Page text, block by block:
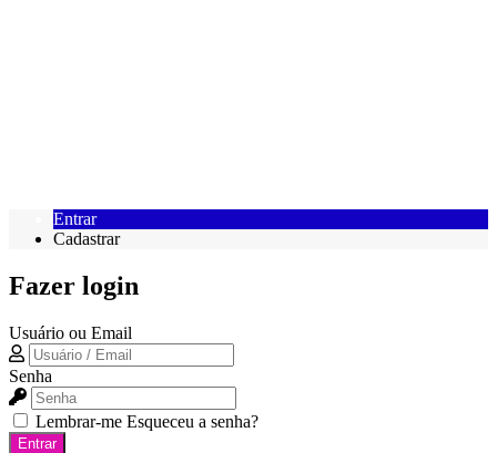
Entrar
Cadastrar
Fazer login
Usuário ou Email
Senha
Lembrar-me Esqueceu a senha?
Entrar